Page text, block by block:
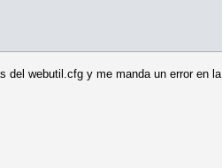
webutil.cfg y me manda un error en